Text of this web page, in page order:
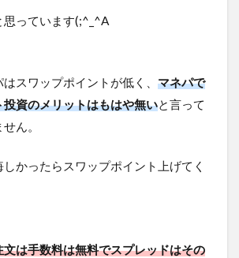
思っています(;^_^A
スワップポイントが低く、 マネパで
資のメリットはもはや無いと言って
ん。
しかったらスワップポイント上げてく
文は手数料は無料でスプレッドはその